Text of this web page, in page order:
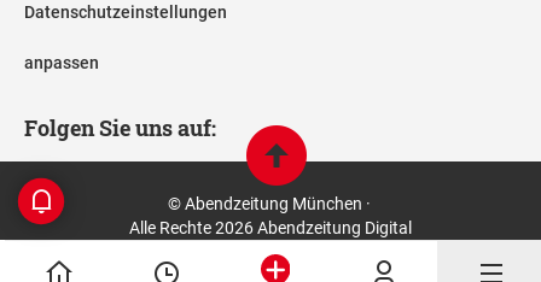
Datenschutzeinstellungen
anpassen
Folgen Sie uns auf:
© Abendzeitung München ·
Alle Rechte 2026 Abendzeitung Digital